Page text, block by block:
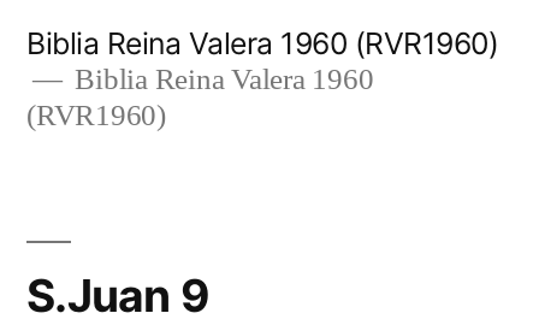
content
Biblia Reina Valera 1960 (RVR1960)
Biblia Reina Valera 1960
(RVR1960)
S.Juan 9